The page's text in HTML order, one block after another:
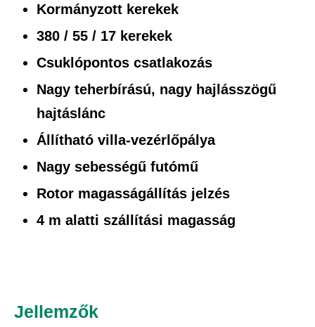
Kormányzott kerekek
380 / 55 / 17 kerekek
Csuklópontos csatlakozás
Nagy teherbírású, nagy hajlásszögű
hajtáslánc
Állítható villa-vezérlőpálya
Nagy sebességű futómű
Rotor magasságállítás jelzés
4 m alatti szállítási magasság
Jellemzők